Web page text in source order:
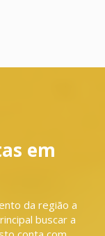
em
da região a
buscar a